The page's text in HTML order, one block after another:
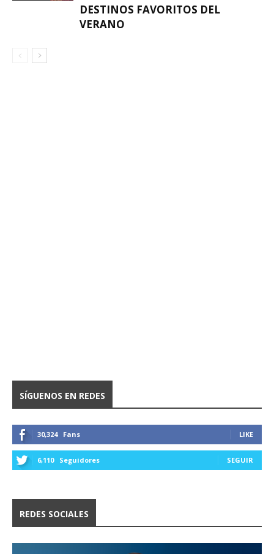
DESTINOS FAVORITOS DEL
VERANO
SÍGUENOS EN REDES
30,324 Fans LIKE
6,110 Seguidores SEGUIR
REDES SOCIALES